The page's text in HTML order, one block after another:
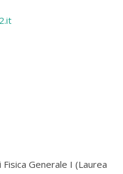
Generale I (Laurea